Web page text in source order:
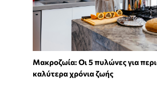
Mακροζωία: Οι 5 πυλώνες για
καλύτερα χρόνια ζωής